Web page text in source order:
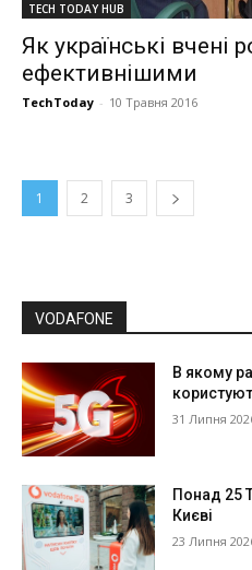
TECH TODAY HUB
Як українські вчені
ефективнішими
TechToday - 10 Травня 2016
1 2 3
VODAFONE
В якому
31 Липня
Понад 25
Києві
23 Липня